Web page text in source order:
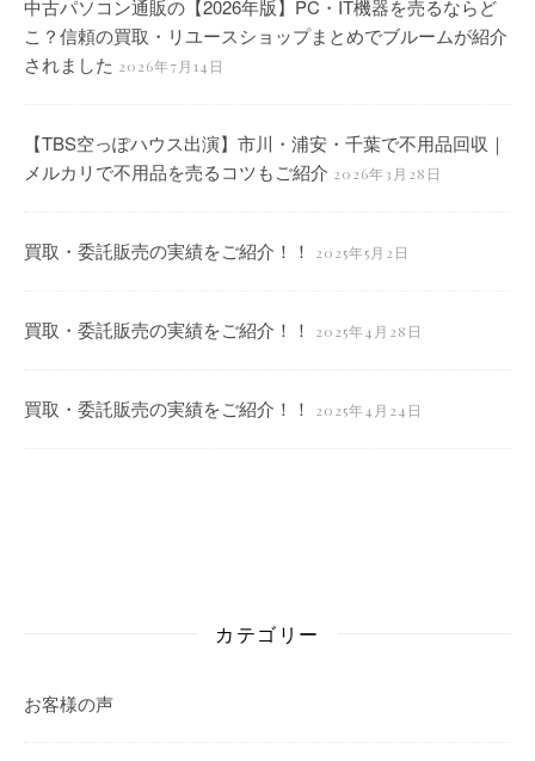
中古パソコン通販の【2026年版】PC・IT機器を売るならど
こ？信頼の買取・リユースショップまとめでブルームが紹介
されました 2026年7月14日
【TBS空っぽハウス出演】市川・浦安・千葉で不用品回収｜
メルカリで不用品を売るコツもご紹介 2026年3月28日
買取・委託販売の実績をご紹介！！ 2025年5月2日
買取・委託販売の実績をご紹介！！ 2025年4月28日
買取・委託販売の実績をご紹介！！ 2025年4月24日
カテゴリー
お客様の声